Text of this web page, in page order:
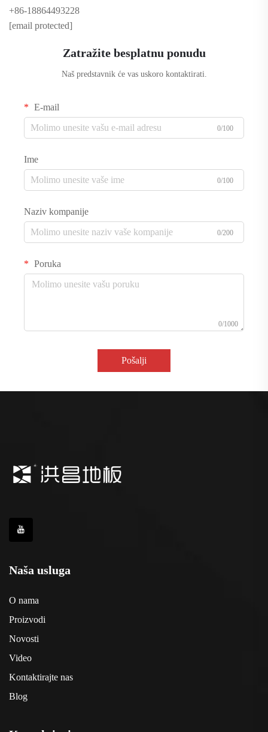
+86-18864493228
[email protected]
Zatražite besplatnu ponudu
Naš predstavnik će vas uskoro kontaktirati.
E-mail
0/100
Ime
0/100
Naziv kompanije
0/200
Poruka
0/1000
Pošalji
Naša usluga
O nama
Proizvodi
Novosti
Video
Kontaktirajte nas
Blog